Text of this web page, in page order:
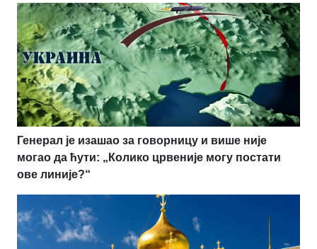
Генерал је изашао за говорницу и више није
могао да ћути: „Колико црвеније могу постати
ове линије?“